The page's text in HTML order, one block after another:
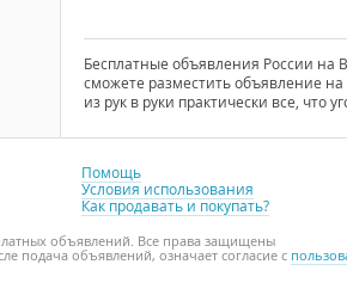
Бесплатные объявления России на
сможете разместить объявление
из рук в руки практически все, что
Помощь
Условия использования
Как продавать и покупать?
объявлений. Все права защищены
подача объявлений, означает согласие с